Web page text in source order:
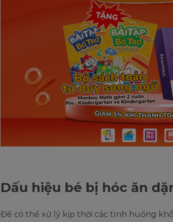
Dấu hiệu bé bị hóc ăn
Để có thể xử lý kịp thời các tình huống